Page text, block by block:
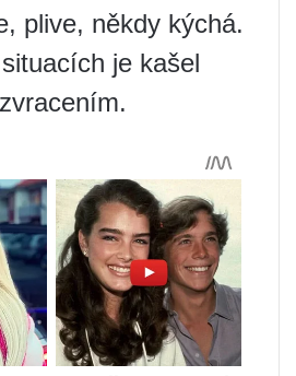
plive, někdy kýchá.
je kašel